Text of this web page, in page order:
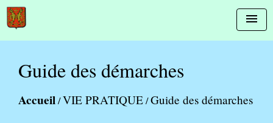
menu
Guide des démarches
Accueil/VIE PRATIQUE/Guide des démarches